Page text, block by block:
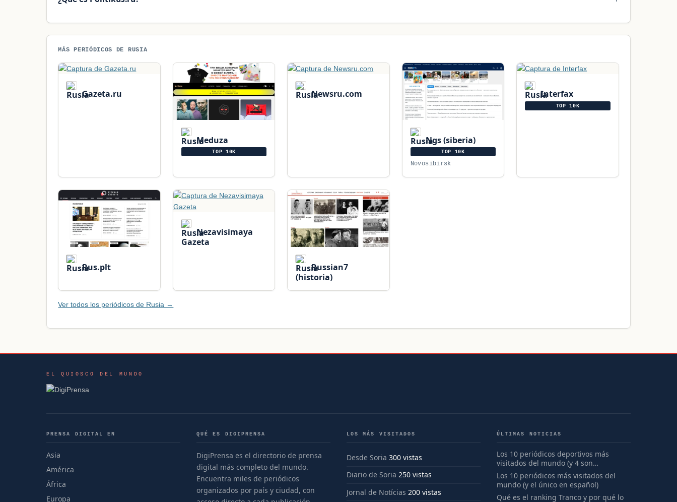
MÁS PERIÓDICOS DE RUSIA
Gazeta.ru
Meduza
TOP 10K
Newsru.com
Ngs (siberia)
TOP 10K
Novosibirsk
Interfax
TOP 10K
Rus.plt
Nezavisimaya
Gazeta
Russian7
(historia)
Ver todos los periódicos de Rusia →
EL QUIOSCO DEL MUNDO
PRENSA DIGITAL EN
Asia
América
África
Europa
QUÉ ES DIGIPRENSA
DigiPrensa es el directorio de prensa
digital más completo del mundo.
Encuentra miles de periódicos
organizados por país y ciudad, con
LOS MÁS VISITADOS
Desde Soria 300 vistas
Diario de Soria 250 vistas
Jornal de Notícias 200 vistas
ÚLTIMAS NOTICIAS
Los 10 periódicos deportivos más
visitados del mundo (y 4 son
españoles)
Los 10 periódicos más visitados del
mundo (y el único en español)
Qué es el ranking Tranco y por qué lo